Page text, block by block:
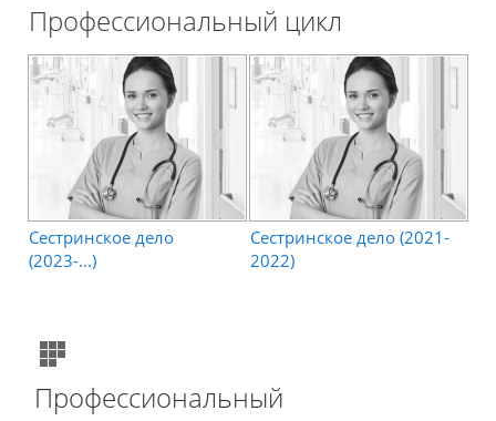
Профессиональный цикл
Сестринское дело
(2023-...)
Сестринское дело (2021-
2022)
Профессиональный